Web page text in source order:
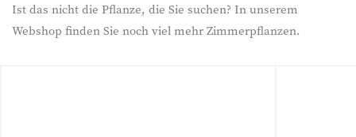
Ist das nicht die Pflanze, die Sie suchen? In unserem
Webshop finden Sie noch viel mehr Zimmerpflanzen.